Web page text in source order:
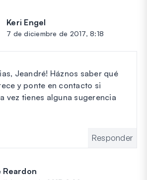
Keri Engel
7 de diciembre de 2017, 8:18
Jeandré! Háznos saber qué
y ponte en contacto si
vez tienes alguna sugerencia
Responder
Reardon